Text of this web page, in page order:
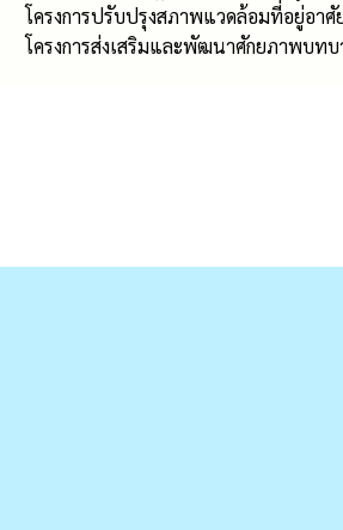
โครงการปรับปรุงสภาพแวดล้อมที่อยู่อา
โครงการส่งเสริมและพัฒนาศักยภาพบท